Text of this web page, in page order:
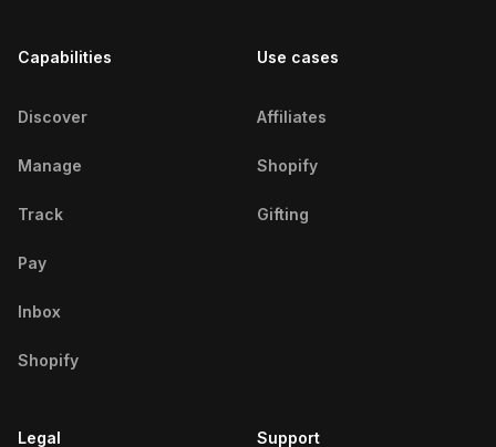
Coimbatore Beauty Influencers
Córdoba Beauty Influencers
Cuttack Beauty Influencers
Dakar Beauty Influencers
Detroit Beauty Influencers
Capabilities
Discover
Manage
Track
Pay
Inbox
Shopify
Use cases
Affiliates
Shopify
Gifting
Legal Support